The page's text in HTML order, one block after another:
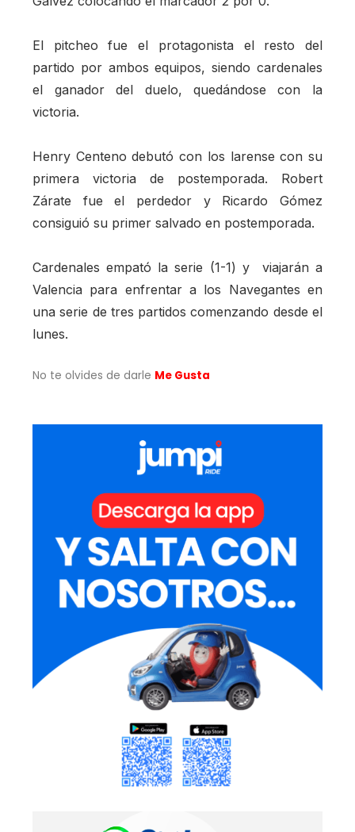
El pitcheo fue el protagonista el resto del
partido por ambos equipos, siendo cardenales
el ganador del duelo, quedándose con la
victoria.
Henry Centeno debutó con los larense con su
primera victoria de postemporada. Robert
Zárate fue el perdedor y Ricardo Gómez
consiguió su primer salvado en postemporada.
Cardenales empató la serie (1-1) y viajarán a
Valencia para enfrentar a los Navegantes en
una serie de tres partidos comenzando desde el
lunes.
No te olvides de darle Me Gusta